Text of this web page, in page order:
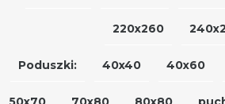
220x260
Poduszki: 40x40 40x60